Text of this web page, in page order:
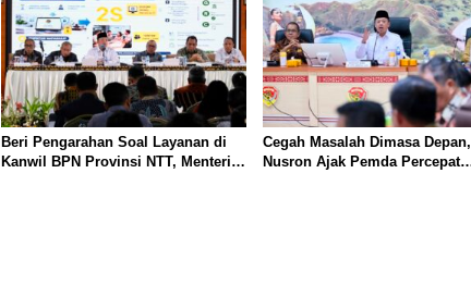
Beri Pengarahan Soal Layanan di
Kanwil BPN Provinsi NTT, Menteri
Cegah Masalah Dimasa Depan,
Nusron Ajak Pemda Percepat